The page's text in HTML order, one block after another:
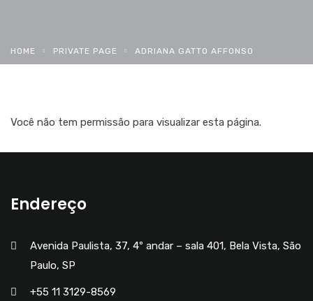
HOME PRIVATE PAGE ADRIANA GATTO AFFONSO
Você não tem permissão para visualizar esta página.
Endereço
Avenida Paulista, 37, 4º andar – sala 401, Bela Vista, São
Paulo, SP
+55 11 3129-8569